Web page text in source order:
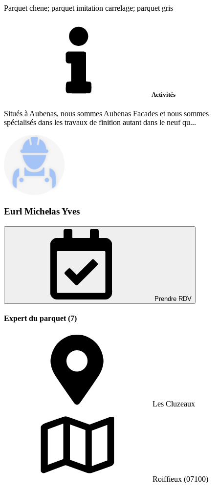
Parquet chene; parquet imitation carrelage; parquet gris
Activités
Situés à Aubenas, nous sommes Aubenas Facades et nous sommes
spécialisés dans les travaux de finition autant dans le neuf qu...
Eurl Michelas Yves
Prendre RDV
Expert du parquet (7)
Les Cluzeaux
Roiffieux (07100)